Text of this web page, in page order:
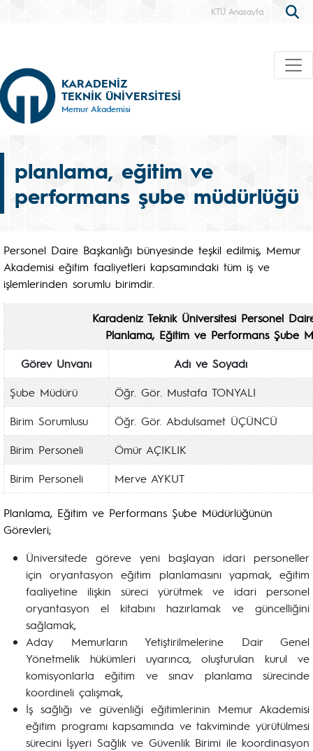
KTÜ Anasayfa
KARADENİZ
TEKNİK ÜNİVERSİTESİ
Memur Akademisi
planlama, eğitim ve
performans şube müdürlüğü
Personel Daire Başkanlığı bünyesinde teşkil edilmiş, Memur
Akademisi eğitim faaliyetleri kapsamındaki tüm iş ve
işlemlerinden sorumlu birimdir.
Karadeniz Teknik Üniversitesi Personel
Planlama, Eğitim ve Performans Şube
Görev Unvanı
Adı ve Soyadı
Şube Müdürü
Öğr. Gör. Mustafa TONYALI
Birim Sorumlusu
Öğr. Gör. Abdulsamet ÜÇÜNCÜ
Birim Personeli
Ömür AÇIKLIK
Birim Personeli
Merve AYKUT
Planlama, Eğitim ve Performans Şube Müdürlüğünün
Görevleri;
Üniversitede göreve yeni başlayan idari personeller
için oryantasyon eğitim planlamasını yapmak, eğitim
faaliyetine ilişkin süreci yürütmek ve idari personel
oryantasyon el kitabını hazırlamak ve güncelliğini
sağlamak,
Aday Memurların Yetiştirilmelerine Dair Genel
Yönetmelik hükümleri uyarınca, oluşturulan kurul ve
komisyonlarla eğitim ve sınav planlama sürecinde
koordineli çalışmak,
İş sağlığı ve güvenliği eğitimlerinin Memur Akademisi
eğitim programı kapsamında ve takviminde yürütülmesi
sürecini İşyeri Sağlık ve Güvenlik Birimi ile koordinasyon